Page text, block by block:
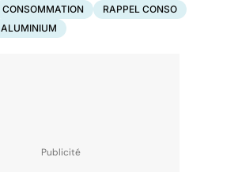
CONSOMMATION
RAPPEL CONSO
ALUMINIUM